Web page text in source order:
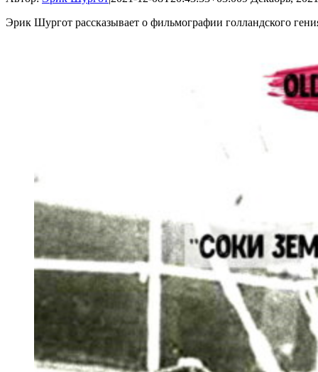
Эрик Шургот рассказывает о фильмографии голландского